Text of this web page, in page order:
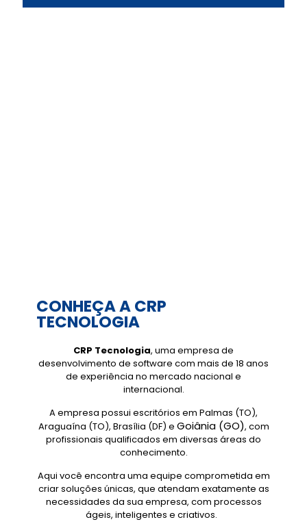
CONHEÇA A CRP
TECNOLOGIA
CRP Tecnologia, uma empresa de
desenvolvimento de software com mais de 18 anos
de experiência no mercado nacional e
internacional.
A empresa possui escritórios em Palmas (TO),
Araguaína (TO), Brasília (DF) e Goiânia (GO), com
profissionais qualificados em diversas áreas do
conhecimento.
Aqui você encontra uma equipe comprometida em
criar soluções únicas, que atendam exatamente as
necessidades da sua empresa, com processos
ágeis, inteligentes e criativos.